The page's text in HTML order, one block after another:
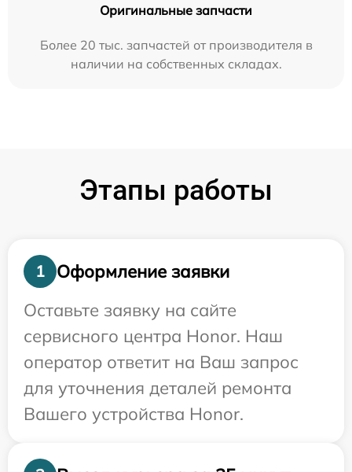
Оригинальные запчасти
Более 20 тыс. запчастей от производителя в
наличии на собственных складах.
Этапы работы
1
Оформление заявки
Оставьте заявку на сайте
сервисного центра Honor. Наш
оператор ответит на Ваш запрос
для уточнения деталей ремонта
Вашего устройства Honor.